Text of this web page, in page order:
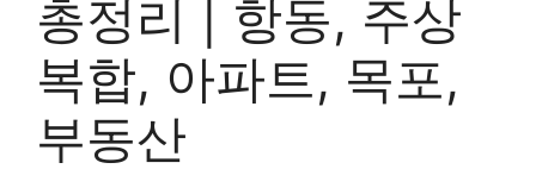
총정리 | 항동, 주상
복합, 아파트, 목포,
부동산